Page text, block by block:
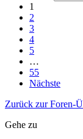
1
2
3
4
5
…
55
Nächste
Zurück zur Foren-
Gehe zu